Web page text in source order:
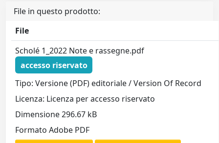
File in questo prodotto:
File
Scholé 1_2022 Note e rassegne.pdf
accesso riservato
Tipo: Versione (PDF) editoriale / Version Of Record
Licenza: Licenza per accesso riservato
Dimensione 296.67 kB
Formato Adobe PDF